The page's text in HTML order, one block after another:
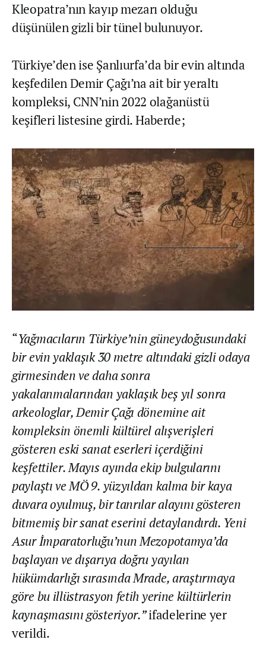
Kleopatra’nın kayıp mezarı olduğu
düşünülen gizli bir tünel bulunuyor.
Türkiye’den ise Şanlıurfa’da bir evin altında
keşfedilen Demir Çağı’na ait bir yeraltı
kompleksi, CNN’nin 2022 olağanüstü
keşifleri listesine girdi. Haberde;
“Yağmacıların Türkiye’nin güneydoğusundaki
bir evin yaklaşık 30 metre altındaki gizli odaya
girmesinden ve daha sonra
yakalanmalarından yaklaşık beş yıl sonra
arkeologlar, Demir Çağı dönemine ait
kompleksin önemli kültürel alışverişleri
gösteren eski sanat eserleri içerdiğini
keşfettiler. Mayıs ayında ekip bulgularını
paylaştı ve MÖ 9. yüzyıldan kalma bir kaya
duvara oyulmuş, bir tanrılar alayını gösteren
bitmemiş bir sanat eserini detaylandırdı. Yeni
Asur İmparatorluğu’nun Mezopotamya’da
başlayan ve dışarıya doğru yayılan
hükümdarlığı sırasında Mrade, araştırmaya
göre bu illüstrasyon fetih yerine kültürlerin
kaynaşmasını gösteriyor.”ifadelerine yer
verildi.